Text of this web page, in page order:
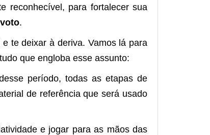
reconhecível, para fortalecer sua
.
te deixar à deriva. Vamos lá para
que engloba esse assunto:
período, todas as etapas de
de referência que será usado
e jogar para as mãos das